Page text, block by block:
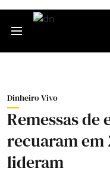
Dinheiro Vivo
Remessas de
recuaram em
lideram